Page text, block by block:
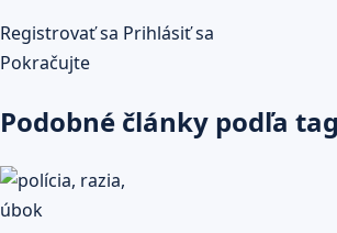
Registrovať sa Prihlásiť sa
Pokračujte
Podobné články podľa